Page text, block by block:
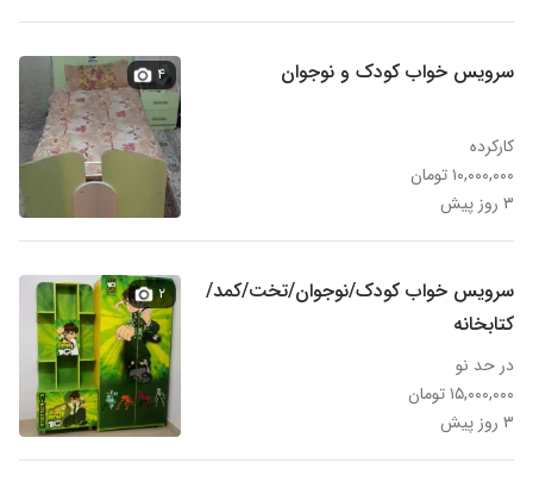
سرویس خواب کودک و نوجوان
کارکرده
۱۰,۰۰۰,۰۰۰ تومان
۳ روز پیش
۴
سرویس خواب کودک/نوجوان/تخت/کمد/
کتابخانه
در حد نو
۱۵,۰۰۰,۰۰۰ تومان
۳ روز پیش
۲